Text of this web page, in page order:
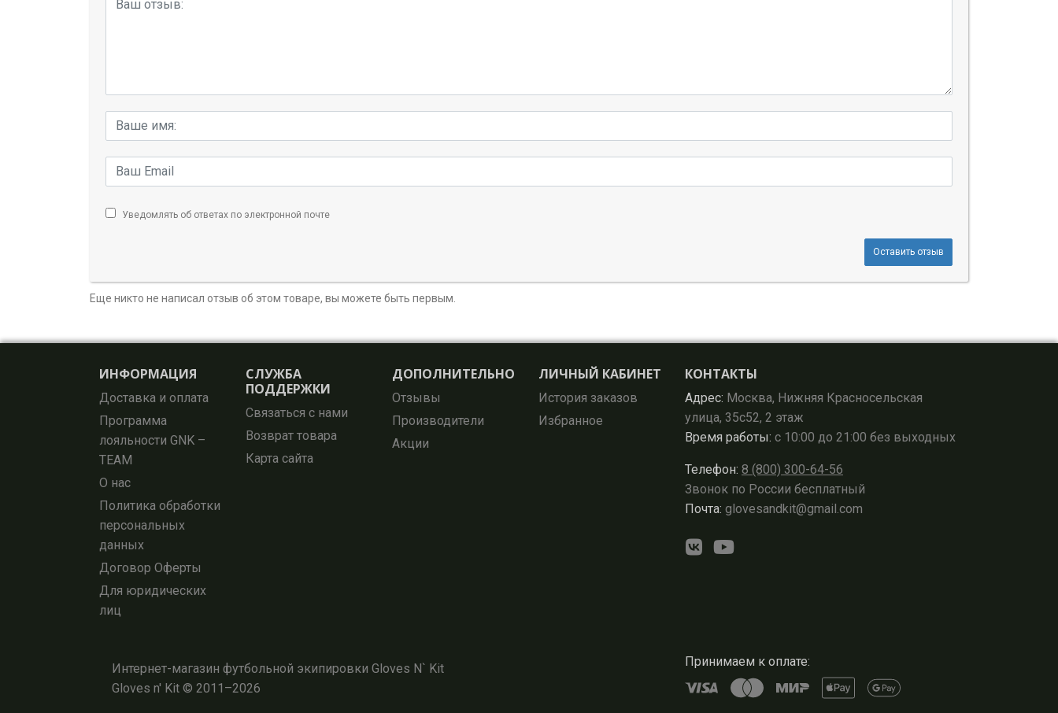
Уведомлять об ответах по электронной почте
Оставить отзыв
Еще никто не написал отзыв об этом товаре, вы можете быть первым.
ИНФОРМАЦИЯ
Доставка и оплата
Программа
лояльности GNK –
TEAM
О нас
Политика обработки
персональных
данных
Договор Оферты
Для юридических
лиц
СЛУЖБА
ПОДДЕРЖКИ
Связаться с нами
Возврат товара
Карта сайта
ДОПОЛНИТЕЛЬНО
Отзывы
Производители
Акции
ЛИЧНЫЙ КАБИНЕТ
История заказов
Избранное
КОНТАКТЫ
Адрес: Москва, Нижняя Красносельская
улица, 35с52, 2 этаж
Время работы: с 10:00 до 21:00 без выходных
Телефон: 8 (800) 300-64-56
Звонок по России бесплатный
Почта: glovesandkit@gmail.com
Интернет-магазин футбольной экипировки Gloves N` Kit
Gloves n' Kit © 2011–2026
Принимаем к оплате: